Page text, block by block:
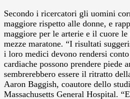
Secondo i ricercatori gli uomini
maggiore rispetto alle donne, e
maggiore per le arterie e il cuore
mezze maratone. “I risultati
i loro medici devono rendersi
cardiache possono prendere piede
sembrerebbero essere il ritratto
Aaron Baggish, coautore dello
Massachusetts General Hospital.